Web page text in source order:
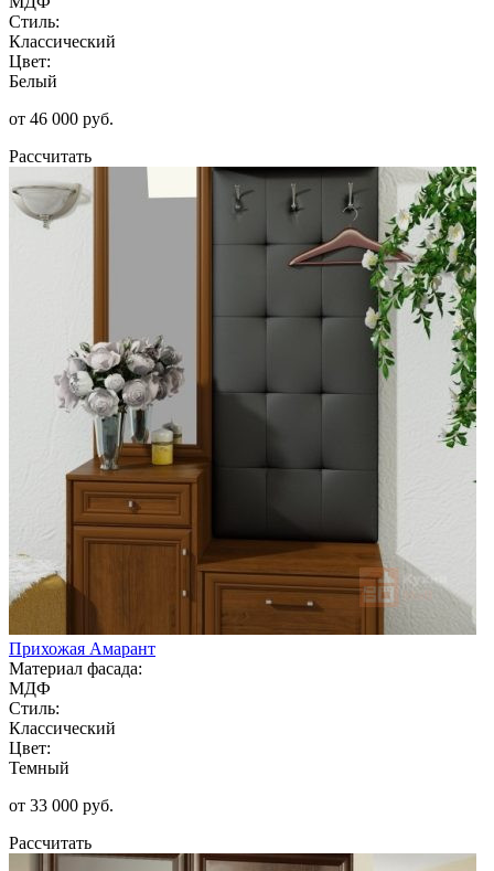
Стиль:
Классический
Цвет:
Белый
от 46 000 руб.
Рассчитать
Прихожая Амарант
Материал фасада:
МДФ
Стиль:
Классический
Цвет:
Темный
от 33 000 руб.
Рассчитать